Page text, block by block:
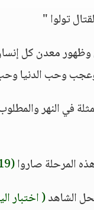
تولوا "
وظهور معدن كل
وحب الدنيا
في النهر
المرحلة صاروا(319)
الشاهد( اختبار